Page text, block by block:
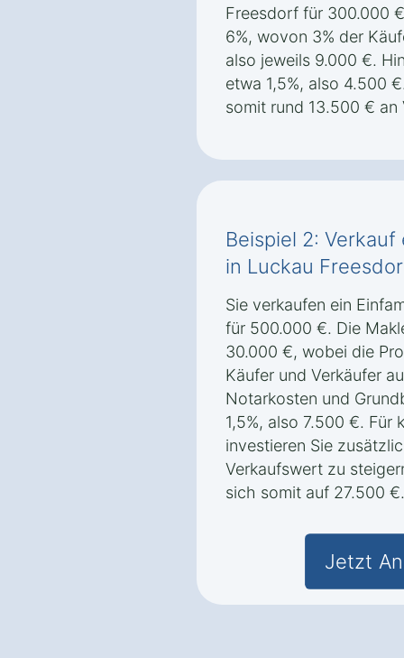
Freesdorf für 300.000
6%, wovon 3% der
also jeweils 9.000 €.
etwa 1,5%, also 4.500
somit rund 13.500 € an
Beispiel 2:
in Luckau
Sie verkaufen ein
für 500.000 €. Die
30.000 €, wobei die
Käufer und Verkäufer
Notarkosten und
1,5%, also 7.500 €. Für
investieren Sie
Verkaufswert zu
sich somit auf 27.500 €.
Jetzt